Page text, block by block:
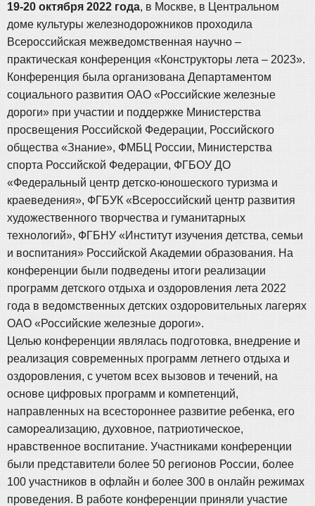
19-20 октября 2022 года, в Москве, в Центральном
доме культуры железнодорожников проходила
Всероссийская межведомственная научно –
практическая конференция «Конструкторы лета – 2023».
Конференция была организована Департаментом
социального развития ОАО «Российские железные
дороги» при участии и поддержке Министерства
просвещения Российской Федерации, Российского
общества «Знание», ФМБЦ России, Министерства
спорта Российской Федерации, ФГБОУ ДО
«Федеральный центр детско-юношеского туризма и
краеведения», ФГБУК «Всероссийский центр развития
художественного творчества и гуманитарных
технологий», ФГБНУ «Институт изучения детства, семьи
и воспитания» Российской Академии образования. На
конференции были подведены итоги реализации
программ детского отдыха и оздоровления лета 2022
года в ведомственных детских оздоровительных лагерях
ОАО «Российские железные дороги».
Целью конференции являлась подготовка, внедрение и
реализация современных программ летнего отдыха и
оздоровления, с учетом всех вызовов и течений, на
основе цифровых программ и компетенций,
направленных на всестороннее развитие ребенка, его
самореализацию, духовное, патриотическое,
нравственное воспитание. Участниками конференции
были представители более 50 регионов России, более
100 участников в офлайн и более 300 в онлайн режимах
проведения. В работе конференции приняли участие